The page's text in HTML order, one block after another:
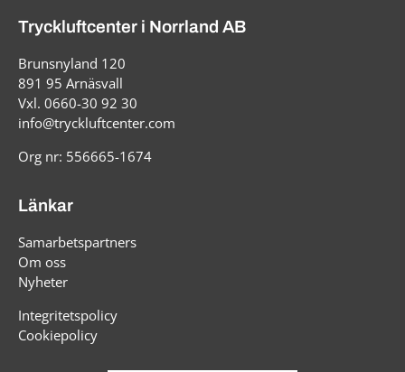
Tryckluftcenter i Norrland AB
Brunsnyland 120
891 95 Arnäsvall
Vxl. 0660-30 92 30
info@tryckluftcenter.com
Org nr: 556665-1674
Länkar
Samarbetspartners
Om oss
Nyheter
Integritetspolicy
Cookiepolicy